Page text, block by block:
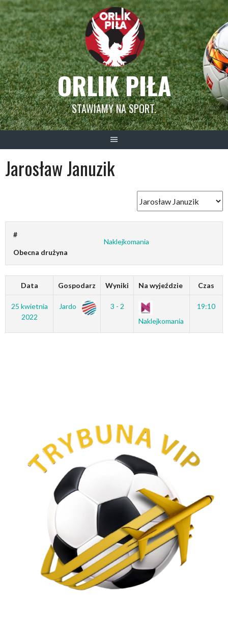
Skip
to
content
ORLIK PIŁA
STAWIAMY NA SPORT.
Jarosław Januzik
#
Obecna drużyna
Naklejkomania
Data Gospodarz Wyniki Na wyjeździe Czas
25 kwietnia
2022
Jardo
3 - 2
Naklejkomania
19:10